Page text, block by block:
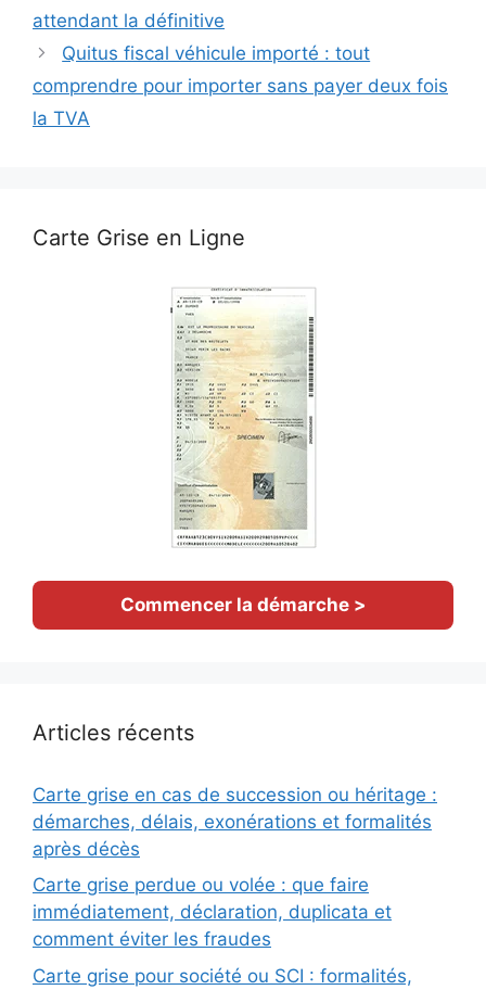
attendant la définitive
Quitus fiscal véhicule importé : tout
comprendre pour importer sans payer deux fois
la TVA
Carte Grise en Ligne
Commencer la démarche >
Articles récents
Carte grise en cas de succession ou héritage :
démarches, délais, exonérations et formalités
après décès
Carte grise perdue ou volée : que faire
immédiatement, déclaration, duplicata et
comment éviter les fraudes
Carte grise pour société ou SCI : formalités,